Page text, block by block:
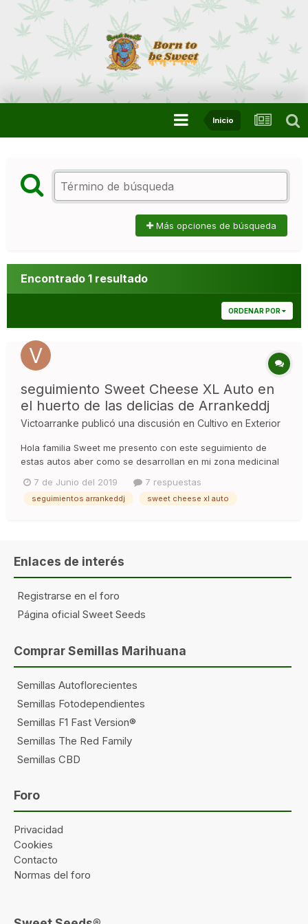
Inicio
Más opciones de búsqueda
Encontrado 1 resultado
ORDENAR POR
seguimiento Sweet Cheese XL Auto en
el huerto de las delicias de Arrankeddj
Victoarranke publicó una discusión en Cultivo en Exterior
Hola familia Sweet me presento con este seguimiento de
estas autos aber como se desarrollan en mi zona medicinal
Arrankeddj
7 de Junio del 2019 7 respuestas
seguimientos arrankeddj sweet cheese xl auto
Enlaces de interés
Registrarse en el foro
Página oficial Sweet Seeds
Comprar Semillas Marihuana
Semillas Autoflorecientes
Semillas Fotodependientes
Semillas F1 Fast Version®
Semillas The Red Family
Semillas CBD
Foro
Privacidad
Cookies
Contacto
Normas del foro